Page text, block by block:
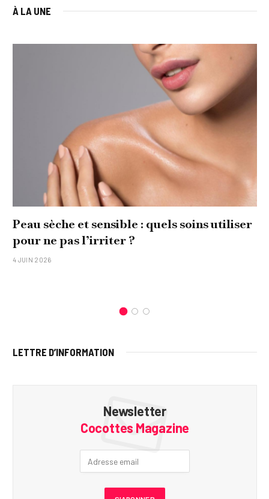
À LA UNE
Peau sèche et sensible : quels soins utiliser
pour ne pas l’irriter ?
4 JUIN 2026
LETTRE D’INFORMATION
Newsletter
Cocottes Magazine